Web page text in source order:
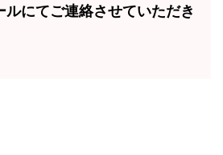
にてご連絡させていただき